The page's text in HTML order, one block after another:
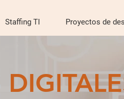
Staffing TI Proyectos de